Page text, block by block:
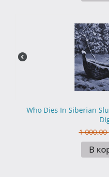
Who Dies In Siberian
1 000.00
В